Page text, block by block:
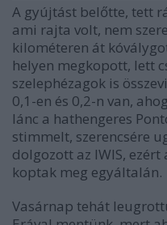
A gyújtást belőtte, tett
ami rajta volt, nem
kilométeren át
helyen megkopott, lett
szelephézagok is
0,1-en és 0,2-n van,
lánc a hathengeres
stimmelt, szerencsére
dolgozott az IWIS,
koptak meg egyáltalán.
Vasárnap tehát